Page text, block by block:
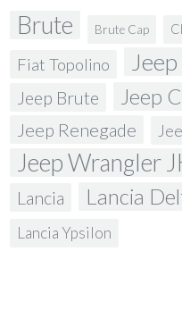
Brute Brute Cap
Fiat Topolino Jeep
Jeep Brute Jeep
Jeep Renegade
Jeep Wrangler
Lancia Lancia
Lancia Ypsilon